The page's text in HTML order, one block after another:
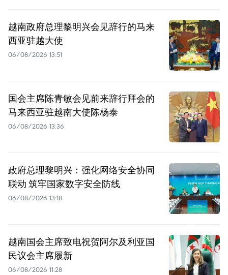
越南政府总理黎明兴会见辞行的马来
西亚驻越大使
06/08/2026 13:51
国会主席陈青敏会见前来辞行拜会的
马来西亚驻越南大使陈杨泰
06/08/2026 13:36
政府总理黎明兴：强化网络安全协同
联动 筑牢国家数字安全防线
06/08/2026 13:18
越南国会主席致电祝贺阿尔及利亚国
民议会主席履新
06/08/2026 11:28